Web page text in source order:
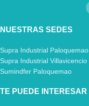
NUESTRAS SEDES
Supra Industrial Paloquemao
Supra Industrial Villavicencio
Sumindfer Paloquemao
TE PUEDE INTERESAR